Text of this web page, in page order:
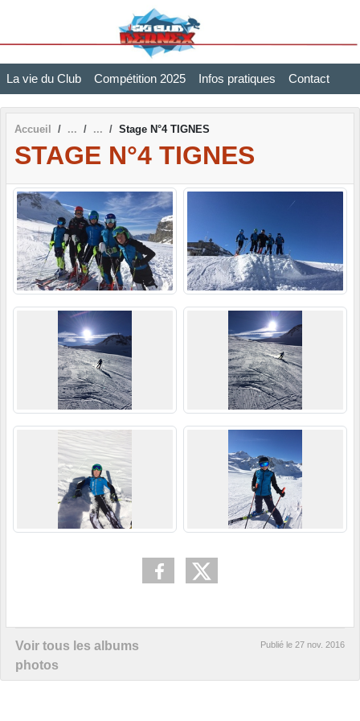
La vie du Club Compétition 2025 Infos pratiques Contact
Accueil Stage N°4 TIGNES
STAGE N°4 TIGNES
Voir tous les albums
photos
Publié le 27 nov. 2016
Panneau de gestion des cookies